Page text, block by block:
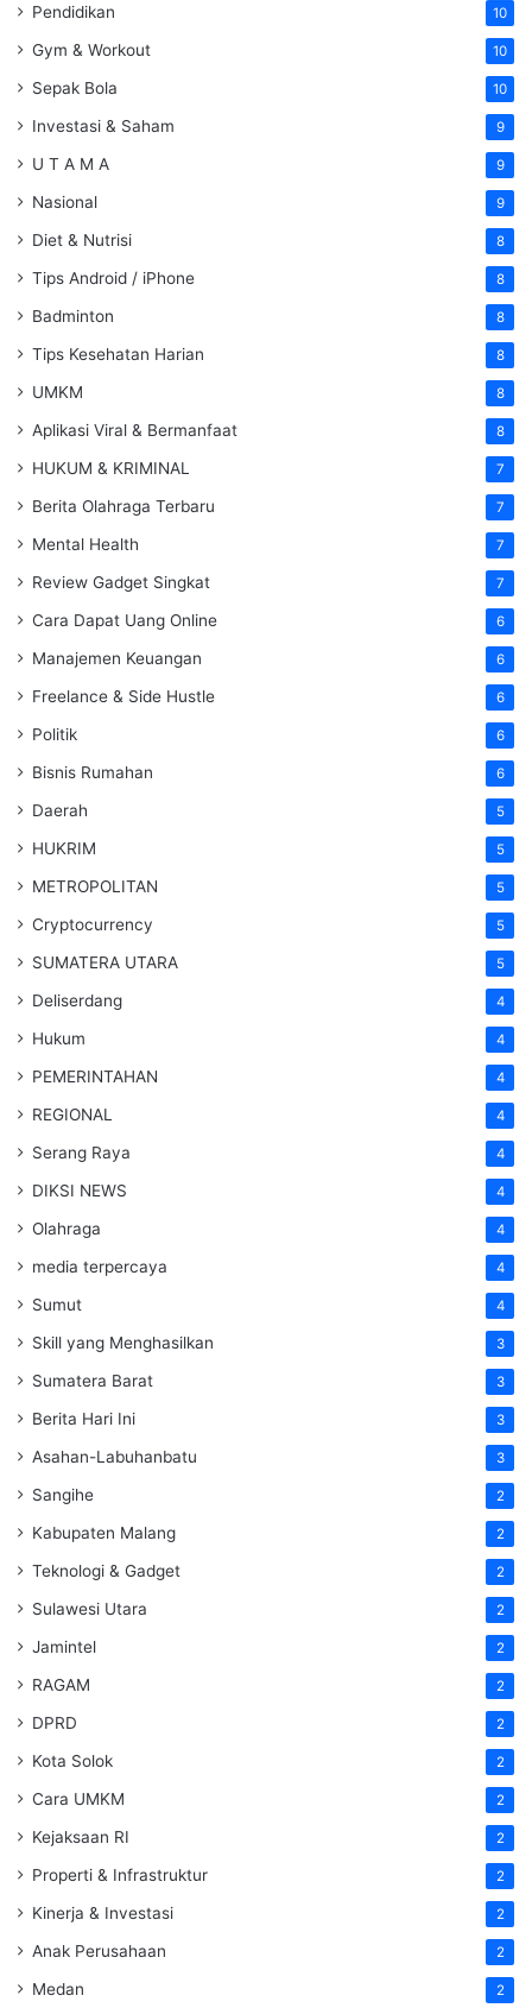
Pendidikan 10
Gym & Workout 10
Sepak Bola 10
Investasi & Saham 9
U T A M A 9
Nasional 9
Diet & Nutrisi 8
Tips Android / iPhone 8
Badminton 8
Tips Kesehatan Harian 8
UMKM 8
Aplikasi Viral & Bermanfaat 8
HUKUM & KRIMINAL 7
Berita Olahraga Terbaru 7
Mental Health 7
Review Gadget Singkat 7
Cara Dapat Uang Online 6
Manajemen Keuangan 6
Freelance & Side Hustle 6
Politik 6
Bisnis Rumahan 6
Daerah 5
HUKRIM 5
METROPOLITAN 5
Cryptocurrency 5
SUMATERA UTARA 5
Deliserdang 4
Hukum 4
PEMERINTAHAN 4
REGIONAL 4
Serang Raya 4
DIKSI NEWS 4
Olahraga 4
media terpercaya 4
Sumut 4
Skill yang Menghasilkan 3
Sumatera Barat 3
Berita Hari Ini 3
Asahan-Labuhanbatu 3
Sangihe 2
Kabupaten Malang 2
Teknologi & Gadget 2
Sulawesi Utara 2
Jamintel 2
RAGAM 2
DPRD 2
Kota Solok 2
Cara UMKM 2
Kejaksaan RI 2
Properti & Infrastruktur 2
Kinerja & Investasi 2
Anak Perusahaan 2
Medan 2